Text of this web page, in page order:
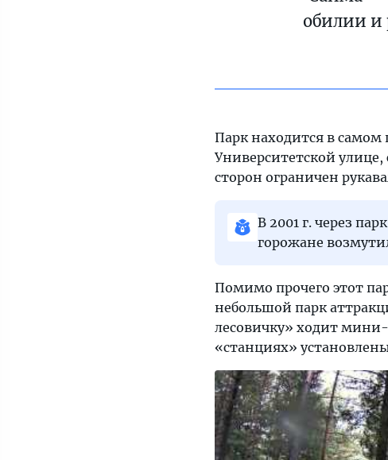
обилии и
Парк находится в самом
Университетской улице,
сторон ограничен
В 2001 г. через
горожане
Помимо прочего этот
небольшой парк
лесовичку» ходит мини-
«станциях»